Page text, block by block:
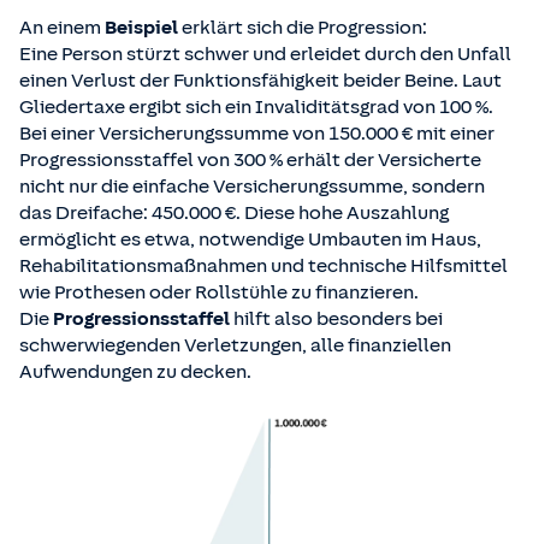
An einem Beispielerklärt sich die Progression:
Eine Person stürzt schwer und erleidet durch den Unfall
einen Verlust der Funktionsfähigkeit beider Beine. Laut
Gliedertaxe ergibt sich ein Invaliditätsgrad von 100 %.
Bei einer Versicherungssumme von 150.000 € mit einer
Progressionsstaffel von 300 % erhält der Versicherte
nicht nur die einfache Versicherungssumme, sondern
das Dreifache: 450.000 €. Diese hohe Auszahlung
ermöglicht es etwa, notwendige Umbauten im Haus,
Rehabilitationsmaßnahmen und technische Hilfsmittel
wie Prothesen oder Rollstühle zu finanzieren.
Die Progressionsstaffel hilft also besonders bei
schwerwiegenden Verletzungen, alle finanziellen
Aufwendungen zu decken.